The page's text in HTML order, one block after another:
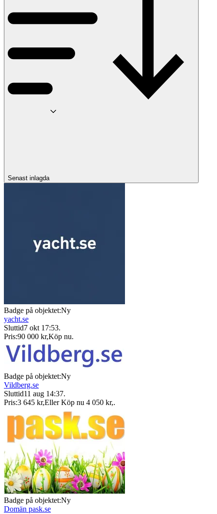
Senast inlagda
Badge på objektet:Ny
yacht.se
Sluttid7 okt 17:53.
Pris:90 000 kr,Köp nu.
Badge på objektet:Ny
Vildberg.se
Sluttid11 aug 14:37.
Pris:3 645 kr,Eller Köp nu 4 050 kr,.
Badge på objektet:Ny
Domän pask.se